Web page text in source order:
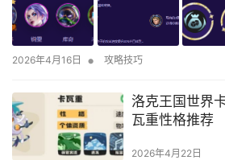
2026年4月16日 • 攻略技巧
洛克王国世界
瓦重性格推荐
2026年4月22日